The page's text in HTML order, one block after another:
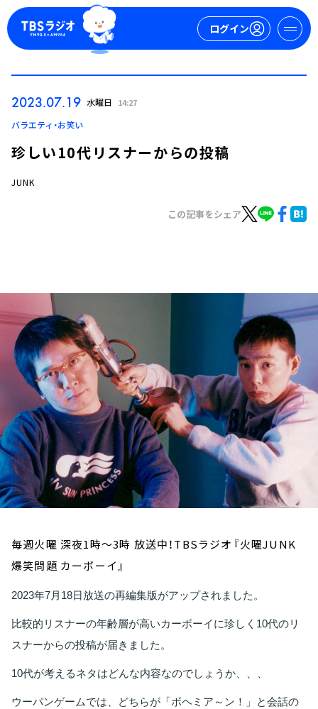
ログイン
ログイン
トピックス
TBS Podcast
お知らせ
イベント・グッズ
YouTube
会社情報
2023.07.19 水曜日 14:27
バラエティ・お笑い
珍しい10代リスナーからの投稿
JUNK
この記事をシェア
毎週火曜 深夜1時～3時 放送中！TBSラジオ『火曜JUNK
爆笑問題 カーボーイ』
2023年7月18日放送の再編集版がアップされました。
比較的リスナーの年齢層が高いカーボーイに珍しく10代のリ
スナーからの投稿が届きました。
10代が考えるネタはどんな内容なのでしょうか、、、
ウーパンゲームでは、どちらが「ボヘミア～ン！」と会話の